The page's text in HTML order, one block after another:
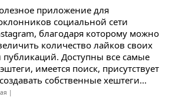
приложение для
социальной сети
благодаря которому можно
количество лайков своих
Доступны все самые
имеется поиск, присутствует
собственные хештеги...
|